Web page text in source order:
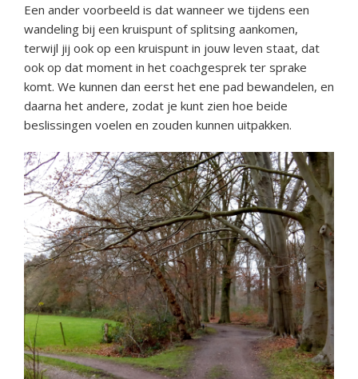
Een ander voorbeeld is dat wanneer we tijdens een
wandeling bij een kruispunt of splitsing aankomen,
terwijl jij ook op een kruispunt in jouw leven staat, dat
ook op dat moment in het coachgesprek ter sprake
komt. We kunnen dan eerst het ene pad bewandelen, en
daarna het andere, zodat je kunt zien hoe beide
beslissingen voelen en zouden kunnen uitpakken.